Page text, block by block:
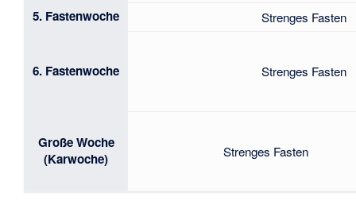
5. Fastenwoche Strenges Fasten
6. Fastenwoche Strenges Fasten
Große Woche
(Karwoche)
Strenges Fasten